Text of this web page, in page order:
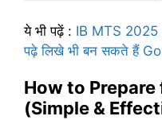
ये भी पढ़ें : IB MTS 2025
पढ़े लिखे भी बन सकते हैं
How to
(Simple &